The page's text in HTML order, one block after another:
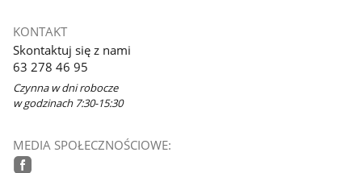
KONTAKT
Skontaktuj się z nami
63 278 46 95
Czynna w dni robocze
w godzinach 7:30-15:30
MEDIA SPOŁECZNOŚCIOWE: